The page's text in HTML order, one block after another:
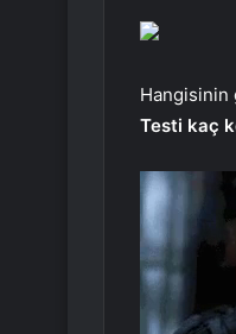
Hangisinin
Testi kaç